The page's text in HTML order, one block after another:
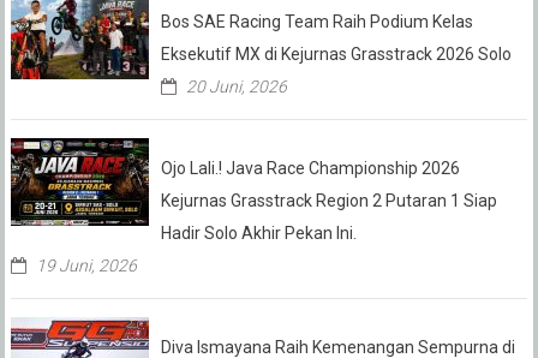
Bos SAE Racing Team Raih Podium Kelas
Eksekutif MX di Kejurnas Grasstrack 2026 Solo
20 Juni, 2026
Ojo Lali.! Java Race Championship 2026
Kejurnas Grasstrack Region 2 Putaran 1 Siap
Hadir Solo Akhir Pekan Ini.
19 Juni, 2026
Diva Ismayana Raih Kemenangan Sempurna di